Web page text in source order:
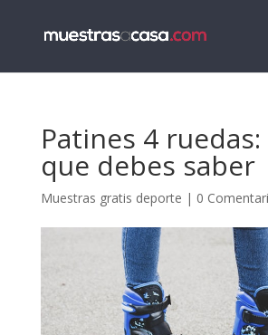
Patines 4
que debes saber
Muestras gratis deporte | 0